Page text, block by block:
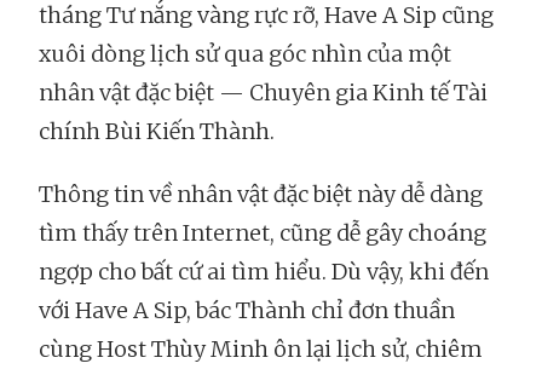
tháng Tư nắng vàng rực rỡ, Have A Sip cũng
xuôi dòng lịch sử qua góc nhìn của một
nhân vật đặc biệt — Chuyên gia Kinh tế Tài
chính Bùi Kiến Thành.
Thông tin về nhân vật đặc biệt này dễ dàng
tìm thấy trên Internet, cũng dễ gây choáng
ngợp cho bất cứ ai tìm hiểu. Dù vậy, khi đến
với Have A Sip, bác Thành chỉ đơn thuần
cùng Host Thùy Minh ôn lại lịch sử, chiêm